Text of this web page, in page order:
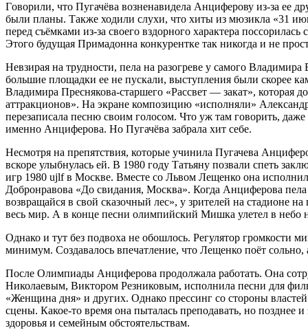
Говорили, что Пугачёва возненавидела Анциферову из-за ее
были планы. Также ходили слухи, что хиты из мюзикла «31
перед съёмками из-за своего вздорного характера
Этого будущая Примадонна конкурентке так никогда и не
Невзирая на трудности, пела на разогреве у самого
большие площадки ее не пускали, выступления были скорее
Владимира Преснякова-старшего «Рассвет — закат», которая
аттракционов». На экране композицию «исполняли»
перезаписала песню своим голосом. Что уж там говорить,
именно Анциферова. Но Пугачёва забрала хит себе.
Несмотря на препятствия, которые учинила Пугачева
вскоре улыбнулась ей. В 1980 году Татьяну позвали спеть
игр 1980 ujlf в Москве. Вместе со Львом Лещенко она
Добронравова «До свидания, Москва». Когда Анциферова
возвращайся в свой сказочный лес», у зрителей на стадионе
весь мир. А в конце песни олимпийский Мишка улетел в небо
Однако и тут без подвоха не обошлось. Регулятор громкости
минимум. Создавалось впечатление, что Лещенко поёт сольно,
После Олимпиады Анциферова продолжала работать. Она
Николаевым, Виктором Резниковым, исполнила песни для
«Женщина дня» и других. Однако прессинг со стороны
сцены. Какое-то время она пыталась преподавать, но позднее
здоровья и семейным обстоятельствам.